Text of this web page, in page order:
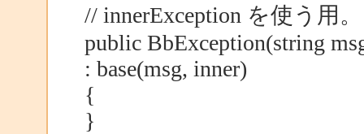
// innerException を使う用。
public BbException(string
: base(msg, inner)
{
}